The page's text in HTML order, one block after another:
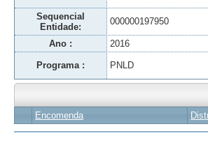
Sequencial
Entidade:
000000197950
Ano : 2016
Programa : PNLD
Encomenda